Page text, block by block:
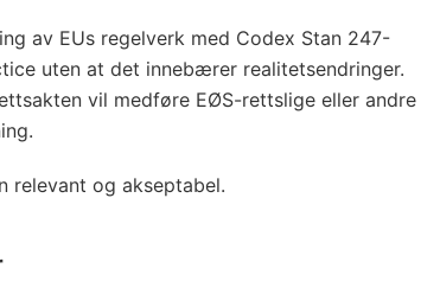
av EUs regelverk med Codex Stan 247-
uten at det innebærer realitetsendringer.
vil medføre EØS-rettslige eller andre
relevant og akseptabel.